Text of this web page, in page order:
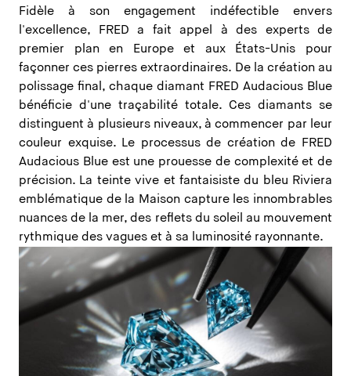
Fidèle à son engagement indéfectible envers
l'excellence, FRED a fait appel à des experts de
premier plan en Europe et aux États-Unis pour
façonner ces pierres extraordinaires. De la création au
polissage final, chaque diamant FRED Audacious Blue
bénéficie d'une traçabilité totale. Ces diamants se
distinguent à plusieurs niveaux, à commencer par leur
couleur exquise. Le processus de création de FRED
Audacious Blue est une prouesse de complexité et de
précision. La teinte vive et fantaisiste du bleu Riviera
emblématique de la Maison capture les innombrables
nuances de la mer, des reflets du soleil au mouvement
rythmique des vagues et à sa luminosité rayonnante.